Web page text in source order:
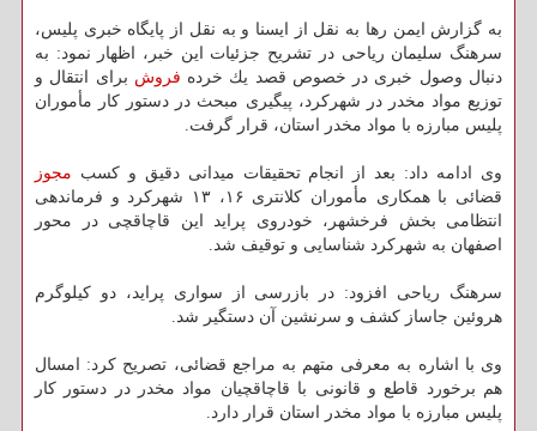
به گزارش ایمن رها به نقل از ایسنا و به نقل از پایگاه خبری پلیس،
سرهنگ سلیمان ریاحی در تشریح جزئیات این خبر، اظهار نمود: به
دنبال وصول خبری در خصوص قصد یك خرده فروش برای انتقال و
توزیع مواد مخدر در شهركرد، پیگیری مبحث در دستور كار مأموران
پلیس مبارزه با مواد مخدر استان، قرار گرفت.
وی ادامه داد: بعد از انجام تحقیقات میدانی دقیق و كسب مجوز
قضائی با همكاری مأموران كلانتری ۱۶، ۱۳ شهركرد و فرماندهی
انتظامی بخش فرخشهر، خودروی پراید این قاچاقچی در محور
اصفهان به شهركرد شناسایی و توقیف شد.
سرهنگ ریاحی افزود: در بازرسی از سواری پراید، دو كیلوگرم
هروئین جاساز كشف و سرنشین آن دستگیر شد.
وی با اشاره به معرفی متهم به مراجع قضائی، تصریح كرد: امسال
هم برخورد قاطع و قانونی با قاچاقچیان مواد مخدر در دستور كار
پلیس مبارزه با مواد مخدر استان قرار دارد.